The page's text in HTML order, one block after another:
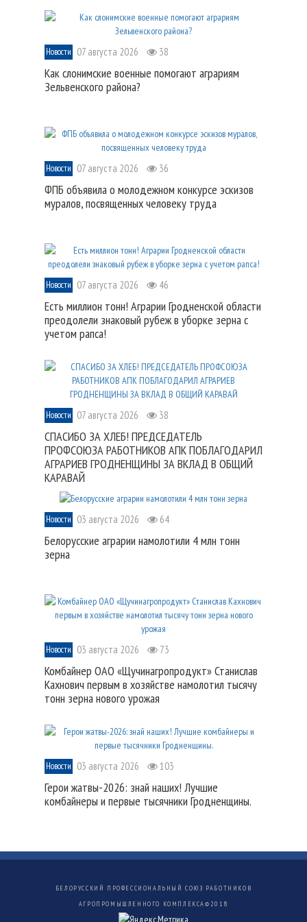
Новости 07 августа 2026 38
Как слонимские военные помогают аграриям
Зельвенского района?
Новости 07 августа 2026 36
ФПБ объявила о молодежном конкурсе эскизов
муралов, посвященных человеку труда
Новости 07 августа 2026 46
Есть миллион тонн! Аграрии Гродненской области
преодолели знаковый рубеж в уборке зерна с
учетом рапса!
Новости 07 августа 2026 38
СПАСИБО ЗА ХЛЕБ! ПРЕДСЕДАТЕЛЬ
ПРОФСОЮЗА РАБОТНИКОВ АПК ПОБЛАГОДАРИЛ
АГРАРИЕВ ГРОДНЕНЩИНЫ ЗА ВКЛАД В ОБЩИЙ
КАРАВАЙ
Новости 03 августа 2026 64
Белорусские аграрии намолотили 4 млн тонн
зерна
Новости 03 августа 2026 73
Комбайнер ОАО «Щучинагропродукт» Станислав
Кахнович первым в хозяйстве намолотил тысячу
тонн зерна нового урожая
Новости 03 августа 2026 103
Герои жатвы-2026: знай наших! Лучшие
комбайнеры и первые тысячники Гродненщины.
БЕЛОРУССКИЙ ПРОФЕССИОНАЛЬНЫЙ СОЮЗ РАБОТНИКОВ
АГРОПРОМЫШЛЕННОГО КОМПЛЕКСА© 2018